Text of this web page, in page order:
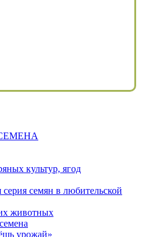
культур, ягод
семян в любительской
животных
урожай»